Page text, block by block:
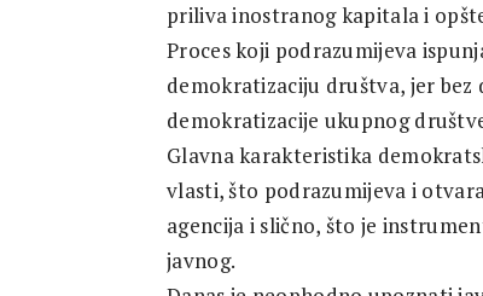
priliva inostranog kapitala i
Proces koji podrazumijeva
demokratizaciju društva, jer bez
demokratizacije ukupnog
Glavna karakteristika
vlasti, što podrazumijeva i
agencija i slično, što je
javnog.